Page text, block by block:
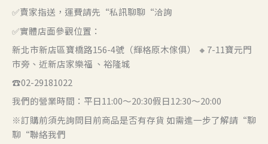
✅賣家指送，運費請先“私訊聊聊“洽詢
✅實體店面參觀位置：
新北市新店區寶橋路156-4號（輝格原木傢俱） 🔸7-11寶元門
市旁、近新店家樂福 、裕隆城
☎️02-29181022
我們的營業時間：平日11:00～20:30假日12:30～20:00
※訂購前須先詢問目前商品是否有存貨 如需進一步了解請“聊
聊“聯絡我們